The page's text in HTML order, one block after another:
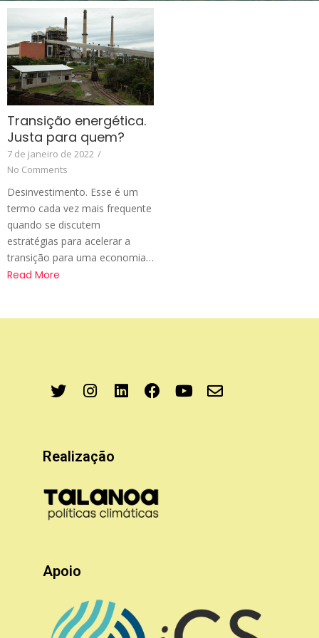
Transição energética.
Justa para quem?
7 de janeiro de 2022 /
No Comments
Desinvestimento. Esse é um
termo cada vez mais frequente
quando se discutem
estratégias para acelerar a
transição para uma economia…
Read More
Realização
Apoio